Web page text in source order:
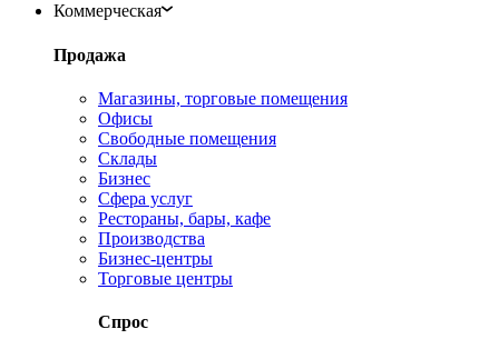
Коммерческая
Продажа
Магазины, торговые помещения
Офисы
Свободные помещения
Склады
Бизнес
Сфера услуг
Рестораны, бары, кафе
Производства
Бизнес-центры
Торговые центры
Спрос